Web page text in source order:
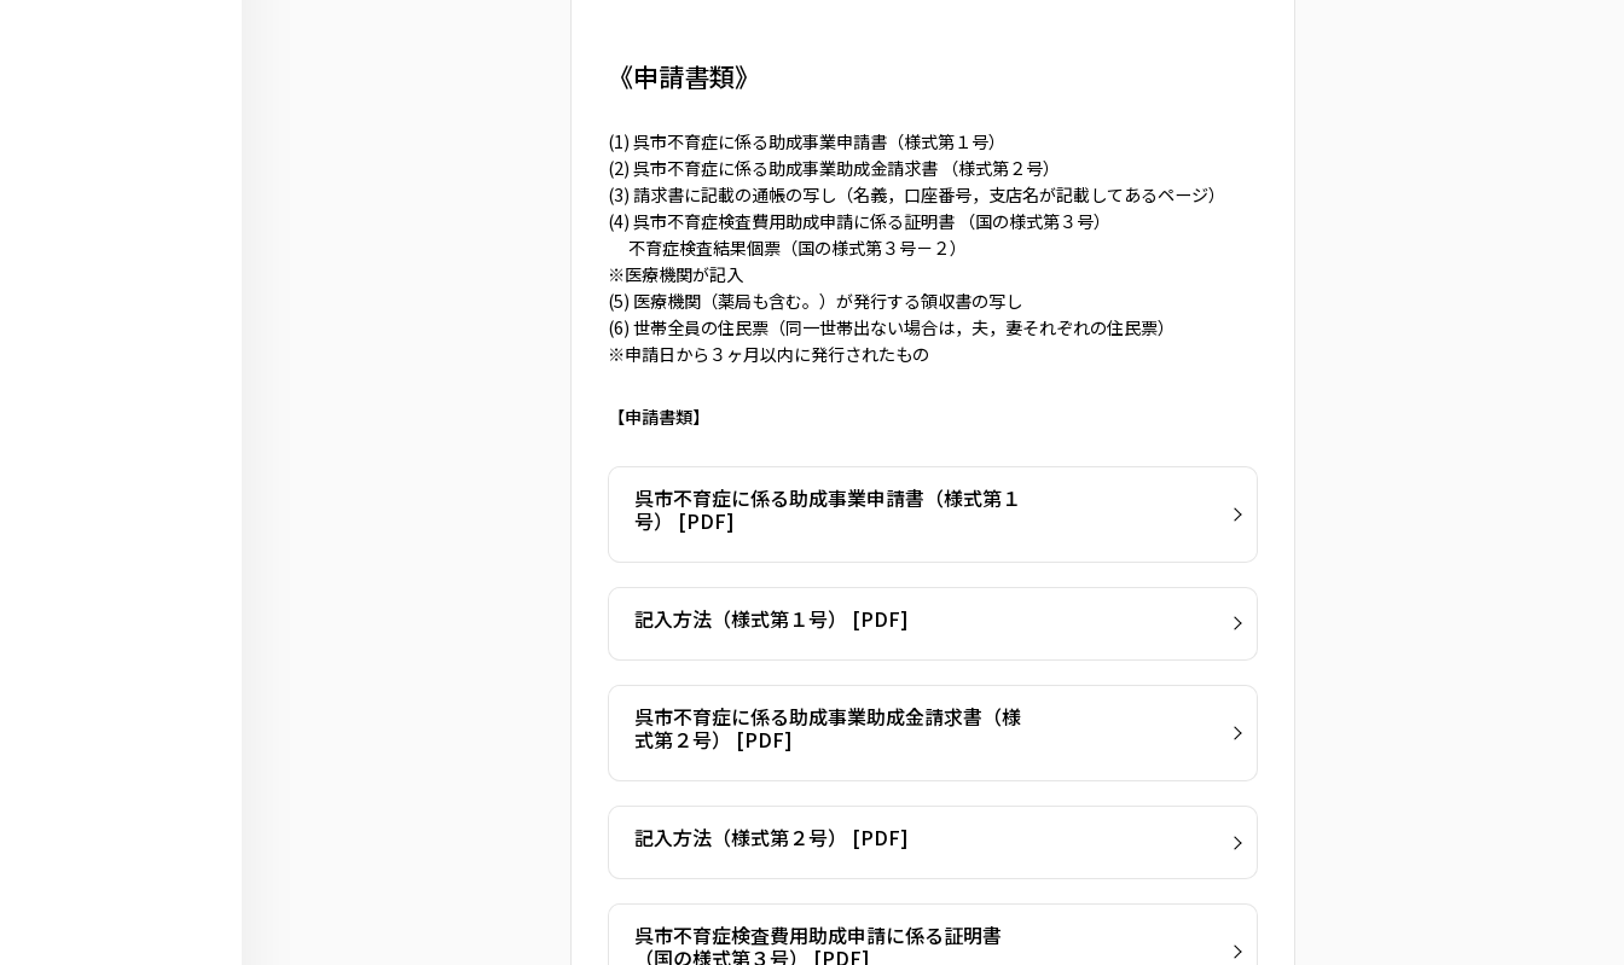
《申請書類》
(1) 呉市不育症に係る助成事業申請書（様式第１号）
(2) 呉市不育症に係る助成事業助成金請求書 （様式第２号）
(3) 請求書に記載の通帳の写し（名義，口座番号，支店名が記載してあるページ）
(4) 呉市不育症検査費用助成申請に係る証明書 （国の様式第３号）
不育症検査結果個票（国の様式第３号－２）
※医療機関が記入
(5) 医療機関（薬局も含む。）が発行する領収書の写し
(6) 世帯全員の住民票（同一世帯出ない場合は，夫，妻それぞれの住民票）
※申請日から３ヶ月以内に発行されたもの
【申請書類】
呉市不育症に係る助成事業申請書（様式第１
号） [PDF]
記入方法（様式第１号） [PDF]
呉市不育症に係る助成事業助成金請求書（様
式第２号） [PDF]
記入方法（様式第２号） [PDF]
呉市不育症検査費用助成申請に係る証明書
（国の様式第３号） [PDF]